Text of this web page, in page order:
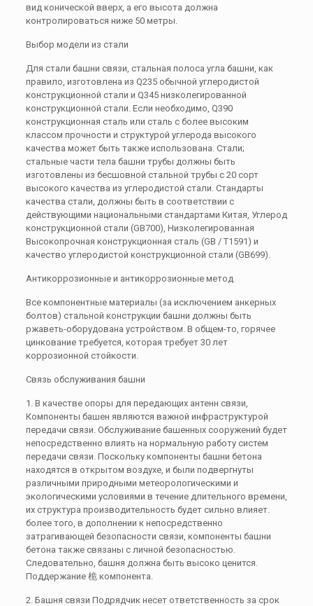
вид конической вверх, а его высота должна
контролироваться ниже 50 метры.
Выбор модели из стали
Для стали башни связи, стальная полоса угла башни, как
правило, изготовлена ​​из Q235 обычной углеродистой
конструкционной стали и Q345 низколегированной
конструкционной стали. Если необходимо, Q390
конструкционная сталь или сталь с более высоким
классом прочности и структурой углерода высокого
качества может быть также использована. Стали;
стальные части тела башни трубы должны быть
изготовлены из бесшовной стальной трубы с 20 сорт
высокого качества из углеродистой стали. Стандарты
качества стали, должны быть в соответствии с
действующими национальными стандартами Китая, Углерод
конструкционной стали (GB700), Низколегированная
Высокопрочная конструкционная сталь (GB / T1591) и
качество углеродистой конструкционной стали (GB699).
Антикоррозионные и антикоррозионные метод
Все компонентные материалы (за исключением анкерных
болтов) стальной конструкции башни должны быть
ржаветь-оборудована устройством. В общем-то, горячее
цинкование требуется, которая требует 30 лет
коррозионной стойкости.
Связь обслуживания башни
1. В качестве опоры для передающих антенн связи,
Компоненты башен являются важной инфраструктурой
передачи связи. Обслуживание башенных сооружений будет
непосредственно влиять на нормальную работу систем
передачи связи. Поскольку компоненты башни бетона
находятся в открытом воздухе, и были подвергнуты
различными природными метеорологическими и
экологическими условиями в течение длительного времени,
их структура производительность будет сильно влияет.
более того, в дополнении к непосредственно
затрагивающей безопасности связи, компоненты башни
бетона также связаны с личной безопасностью.
Следовательно, башня должна быть высоко ценится.
Поддержание 桅 компонента.
2. Башня связи Подрядчик несет ответственность за срок